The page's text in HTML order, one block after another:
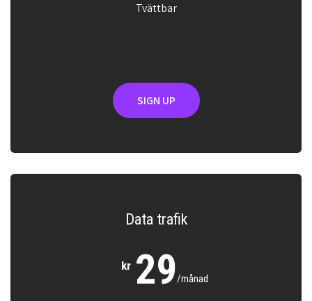
Tvättbar
SIGN UP
Data trafik
kr 29/månad